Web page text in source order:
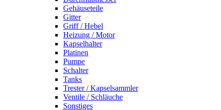
Gehäuseteile
Gitter
Griff / Hebel
Heizung / Motor
Kapselhalter
Platinen
Pumpe
Schalter
Tanks
Trester / Kapselsammler
Ventile / Schläuche
Sonstiges